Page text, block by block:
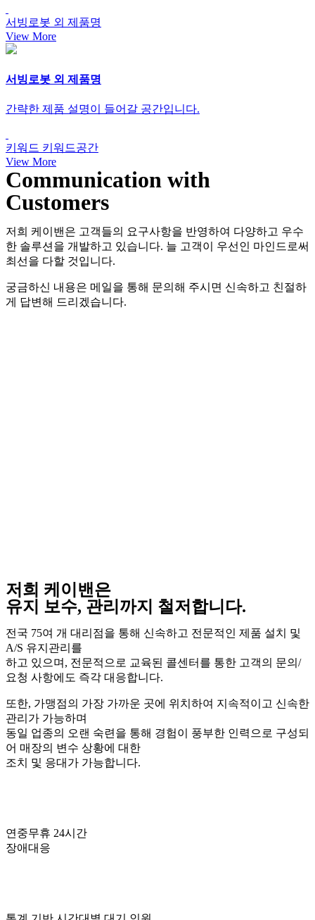
서빙로봇 외 제품명
View More
서빙로봇 외 제품명
간략한 제품 설명이 들어갈 공간입니다.
키워드 키워드공간
View More
Communication with
Customers
저희 케이밴은 고객들의 요구사항을 반영하여 다양하고 우수
한 솔루션을 개발하고 있습니다. 늘 고객이 우선인 마인드로써
최선을 다할 것입니다.
궁금하신 내용은 메일을 통해 문의해 주시면 신속하고 친절하
게 답변해 드리겠습니다.
저희 케이밴은
유지 보수, 관리까지 철저합니다.
전국 75여 개 대리점을 통해 신속하고 전문적인 제품 설치 및
A/S 유지관리를
하고 있으며, 전문적으로 교육된 콜센터를 통한 고객의 문의/
요청 사항에도 즉각 대응합니다.
또한, 가맹점의 가장 가까운 곳에 위치하여 지속적이고 신속한
관리가 가능하며
동일 업종의 오랜 숙련을 통해 경험이 풍부한 인력으로 구성되
어 매장의 변수 상황에 대한
조치 및 응대가 가능합니다.
연중무휴 24시간
장애대응